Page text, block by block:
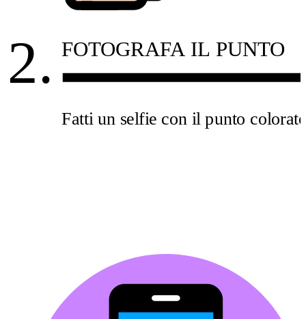
FOTOGRAFA IL PUNTO
2.
Fatti un selfie con il punto